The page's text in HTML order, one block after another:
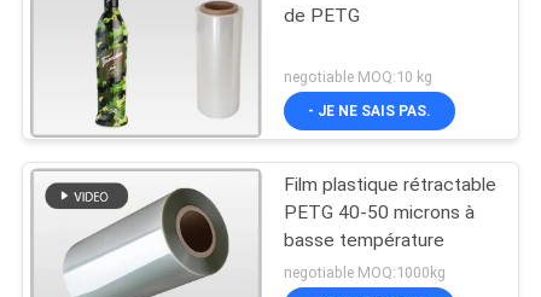
de PETG
negotiable MOQ:10 kg
- JE NE SAIS PAS.
Film plastique rétractable
PETG 40-50 microns à
basse température
negotiable MOQ:1000kg